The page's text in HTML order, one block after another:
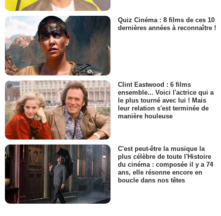
Quiz Cinéma : 8 films de ces 10
dernières années à reconnaître !
Clint Eastwood : 6 films
ensemble... Voici l'actrice qui a
le plus tourné avec lui ! Mais
leur relation s'est terminée de
manière houleuse
C'est peut-être la musique la
plus célèbre de toute l'Histoire
du cinéma : composée il y a 74
ans, elle résonne encore en
boucle dans nos têtes